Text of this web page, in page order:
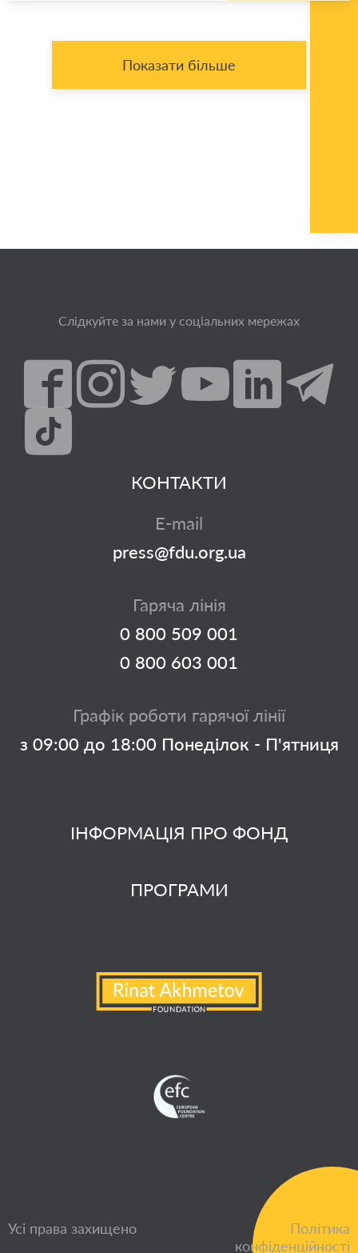
Показати більше
Слідкуйте за нами у соціальних мережах
ІНФОРМАЦІЯ ПРО ФОНД
ПРОГРАМИ
КОНТАКТИ
E-mail
press@fdu.org.ua
Гаряча лінія
0 800 509 001
0 800 603 001
Графік роботи гарячої лінії
з 09:00 до 18:00 Понеділок - П'ятниця
Усі права захищено
Політика
конфіденційності